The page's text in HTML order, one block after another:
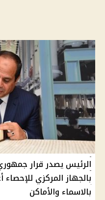
الرئيس يصدر قرار
بالجهاز المركزي للإحصاء
بالاسماء والأماكن